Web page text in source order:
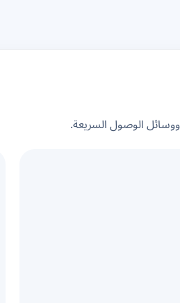
الوصول السريعة.